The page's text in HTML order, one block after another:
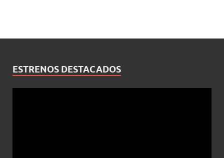
ESTRENOS DESTACADOS